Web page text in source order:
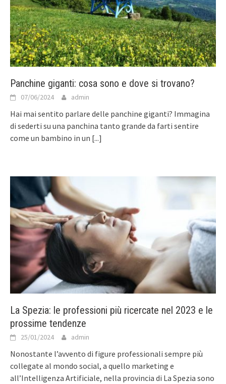
Panchine giganti: cosa sono e dove si trovano?
07/06/2024 admin
Hai mai sentito parlare delle panchine giganti? Immagina
di sederti su una panchina tanto grande da farti sentire
come un bambino in un [...]
La Spezia: le professioni più ricercate nel 2023 e le
prossime tendenze
25/01/2024 admin
Nonostante l’avvento di figure professionali sempre più
collegate al mondo social, a quello marketing e
all’Intelligenza Artificiale, nella provincia di La Spezia sono